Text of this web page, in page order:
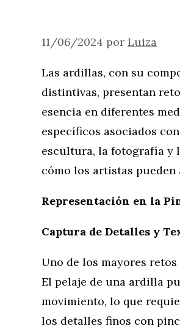
11/06/2024 por Luiza
Las ardillas, con su
distintivas, presentan
esencia en diferentes
específicos asociados
escultura, la fotografía y
cómo los artistas
Representación en la
Captura de Detalles y
Uno de los mayores
El pelaje de una ardilla
movimiento, lo que
los detalles finos con